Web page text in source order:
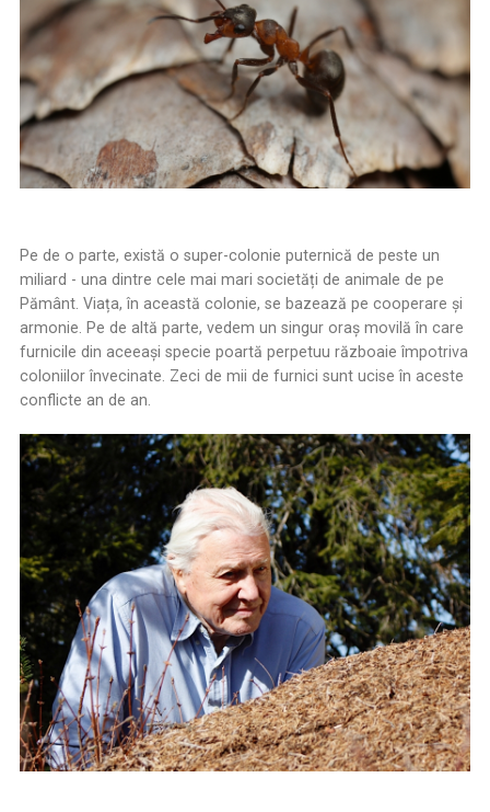
Pe de o parte, există o super-colonie puternică de peste un
miliard - una dintre cele mai mari societăți de animale de pe
Pământ. Viața, în această colonie, se bazează pe cooperare și
armonie. Pe de altă parte, vedem un singur oraș movilă în care
furnicile din aceeași specie poartă perpetuu războaie împotriva
coloniilor învecinate. Zeci de mii de furnici sunt ucise în aceste
conflicte an de an.